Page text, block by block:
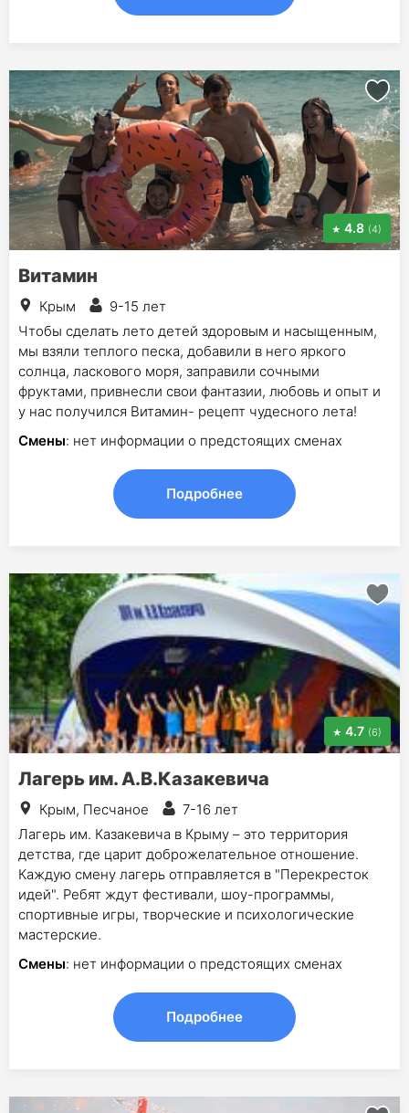
4.8 (4)
Витамин
Крым
9-15 лет
Чтобы сделать лето детей здоровым и насыщенным,
мы взяли теплого песка, добавили в него яркого
солнца, ласкового моря, заправили сочными
фруктами, привнесли свои фантазии, любовь и опыт и
у нас получился Витамин- рецепт чудесного лета!
Смены: нет информации о предстоящих сменах
Подробнее
4.7 (6)
Лагерь им. А.В.Казакевича
Крым, Песчаное
7-16 лет
Лагерь им. Казакевича в Крыму – это территория
детства, где царит доброжелательное отношение.
Каждую смену лагерь отправляется в "Перекресток
идей". Ребят ждут фестивали, шоу-программы,
спортивные игры, творческие и психологические
мастерские.
Смены: нет информации о предстоящих сменах
Подробнее